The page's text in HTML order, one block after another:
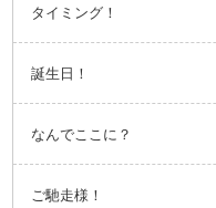
タイミング！
誕生日！
なんでここに？
ご馳走様！